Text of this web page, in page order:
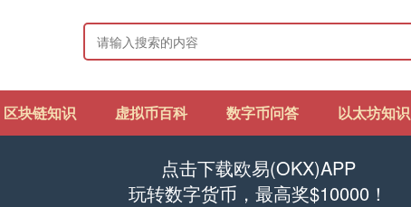
区块链知识 虚拟币百科 数字币问答 以太坊知识
点击下载欧易(OKX)APP
玩转数字货币，最高奖$10000！